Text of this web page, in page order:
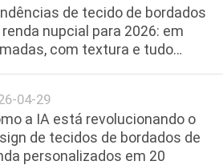
de tecido de bordados
renda nupcial para 2026: em
com textura e tudo
04-29
a IA está revolucionando o
de tecidos de bordados de
personalizados em 20